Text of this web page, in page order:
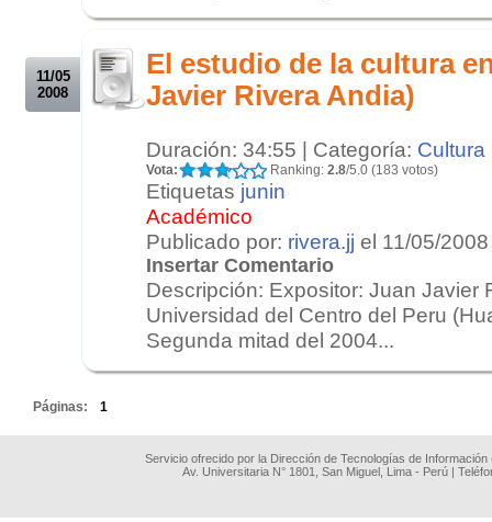
11/05
2008
El estudio de la cultura
Javier Rivera Andia)
Duración: 34:55 | Categoría: Cultura
Vota: Ranking: 2.8/5.0 (183 votos)
Etiquetas junin
Académico
Publicado por: rivera.jj el 11/05/2008
Insertar Comentario
Descripción: Expositor: Juan Javier
Universidad del Centro del Peru
Segunda mitad del 2004...
Páginas: 1
Servicio ofrecido por la Dirección de Tecnologías de
Av. Universitaria N° 1801, San Miguel, Lima - Perú |